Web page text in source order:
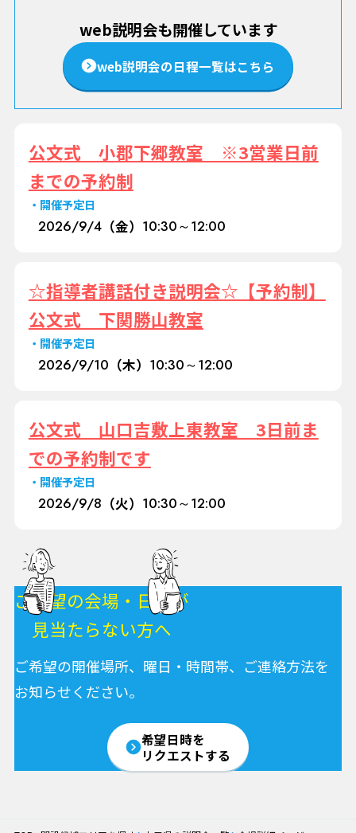
web説明会も開催しています
web説明会の日程一覧はこちら
公文式 小郡下郷教室 ※3営業日前
までの予約制
開催予定日
2026/9/4（金） 10:30～12:00
☆指導者講話付き説明会☆【予約制】
公文式 下関勝山教室
開催予定日
2026/9/10 （木） 10:30～12:00
公文式 山口吉敷上東教室 3日前ま
での予約制です
開催予定日
2026/9/8 （火） 10:30～12:00
ご希望の会場・日程が
見当たらない方へ
ご希望の開催場所、曜日・時間帯、ご連絡方法を
お知らせください。
希望日時を
リクエストする